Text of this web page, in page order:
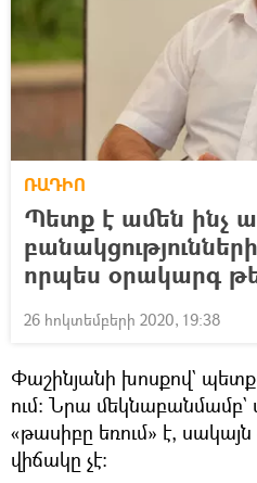
ՌԱԴԻՈ
Պետք է ամեն ինչ
որպես օրակարգ
26 հոկտեմբերի 2020, 19:38
Փաշինյանի խոսքով`
ում։ Նրա մեկնաբանմամբ`
«թասիբը եռում» է,
վիճակը չէ։